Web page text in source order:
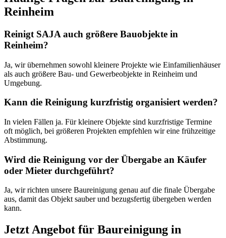
Reinheim
Reinigt SAJA auch größere Bauobjekte in
Reinheim?
Ja, wir übernehmen sowohl kleinere Projekte wie Einfamilienhäuser
als auch größere Bau- und Gewerbeobjekte in Reinheim und
Umgebung.
Kann die Reinigung kurzfristig organisiert werden?
In vielen Fällen ja. Für kleinere Objekte sind kurzfristige Termine
oft möglich, bei größeren Projekten empfehlen wir eine frühzeitige
Abstimmung.
Wird die Reinigung vor der Übergabe an Käufer
oder Mieter durchgeführt?
Ja, wir richten unsere Baureinigung genau auf die finale Übergabe
aus, damit das Objekt sauber und bezugsfertig übergeben werden
kann.
Jetzt Angebot für Baureinigung in